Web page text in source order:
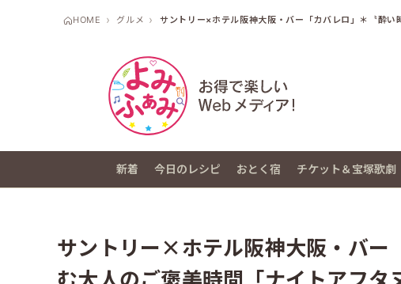
HOME グルメ サントリー×ホテル阪神大阪・バー「カバレロ」＊〝酔い
新着 今日のレシピ おとく宿 チケット＆宝塚歌劇
サントリー×ホテル阪神大阪・バー
む大人のご褒美時間「ナイトアフ